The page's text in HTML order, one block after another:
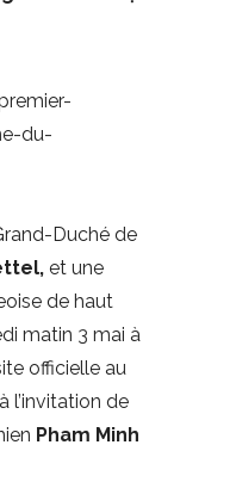
du-
Duché de
et une
de haut
matin 3 mai à
officielle au
l’invitation de
Pham Minh